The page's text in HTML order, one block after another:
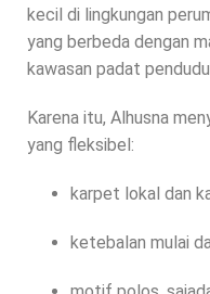
kecil di lingkungan
yang berbeda dengan
kawasan padat
Karena itu, Alhusna
yang fleksibel:
karpet lokal dan
ketebalan mulai